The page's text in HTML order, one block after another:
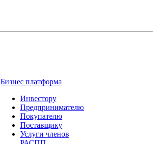
Бизнес платформа
Инвестору
Предпринимателю
Покупателю
Поставщику
Услуги членов